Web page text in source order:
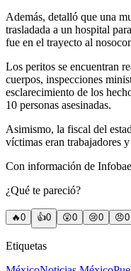
Además, detalló que una
trasladada a un hospital
fue en el trayecto al
Los peritos se encuentran
cuerpos, inspecciones
esclarecimiento de los
10 personas asesinadas.
Asimismo, la fiscal del
víctimas eran trabajadores
Con información de
¿Qué te pareció?
🔥0 👍0 😲0 😢0 😠0
Etiquetas